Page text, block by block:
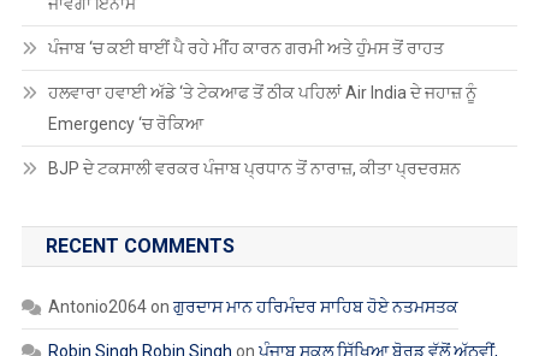
ਪੰਜਾਬ ‘ਚ ਕਈ ਥਾਈਂ ਪੈ ਰਹੇ ਮੀਂਹ ਕਾਰਨ ਗਰਮੀ ਅਤੇ ਹੁੰਮਸ ਤੋਂ ਰਾਹਤ
ਹਲਵਾਰਾ ਹਵਾਈ ਅੱਡੇ ‘ਤੇ ਟੇਕਆਫ ਤੋਂ ਠੀਕ ਪਹਿਲਾਂ Air India ਦੇ ਜਹਾਜ਼ ਨੂੰ
Emergency ‘ਚ ਰੋਕਿਆ
BJP ਦੇ ਟਕਸਾਲੀ ਵਰਕਰ ਪੰਜਾਬ ਪ੍ਰਧਾਨ ਤੋਂ ਨਾਰਾਜ਼, ਕੀਤਾ ਪ੍ਰਦਰਸ਼ਨ
RECENT COMMENTS
Antonio2064on ਗੁਰਦਾਸ ਮਾਨ ਹਰਿਮੰਦਰ ਸਾਹਿਬ ਹੋਏ ਨਤਮਸਤਕ
Robin Singh Robin Singh onਪੰਜਾਬ ਸਕੂਲ ਸਿੱਖਿਆ ਬੋਰਡ ਵੱਲੋਂ ਅੱਠਵੀਂ,